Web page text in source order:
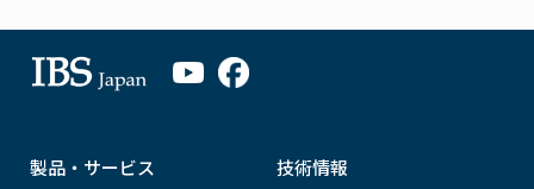
製品・サービス 技術情報